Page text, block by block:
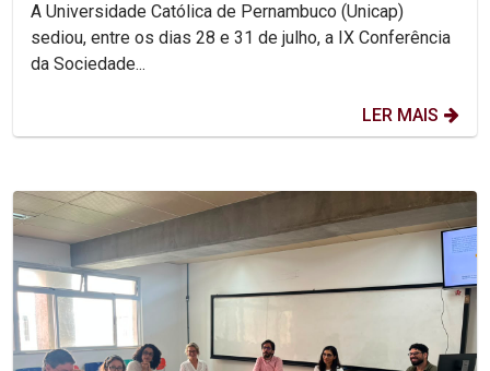
A Universidade Católica de Pernambuco (Unicap)
sediou, entre os dias 28 e 31 de julho, a IX Conferência
da Sociedade...
LER MAIS